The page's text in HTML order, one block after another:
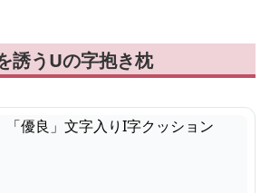
誘うUの字抱き枕